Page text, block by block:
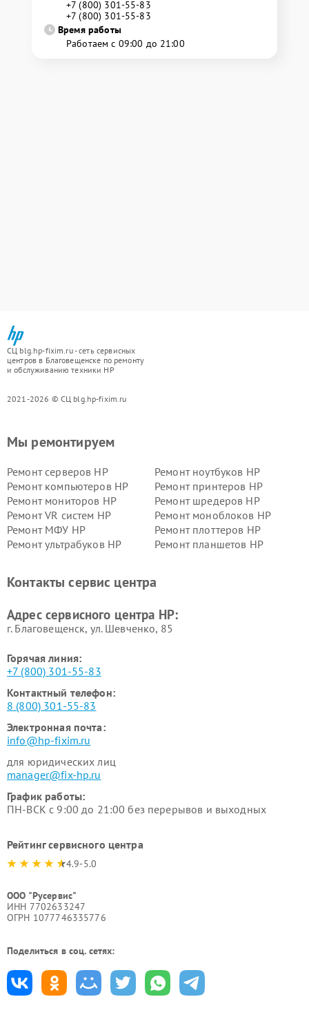
+7 (800) 301-55-83
+7 (800) 301-55-83
Время работы
Работаем с 09:00 до 21:00
СЦ blg.hp-fixim.ru - сеть сервисных
центров в Благовещенске по ремонту
и обслуживанию техники HP
2021-2026 © СЦ blg.hp-fixim.ru
Мы ремонтируем
Ремонт серверов HP
Ремонт ноутбуков HP
Ремонт компьютеров HP
Ремонт принтеров HP
Ремонт мониторов HP
Ремонт шредеров HP
Ремонт VR систем HP
Ремонт моноблоков HP
Ремонт МФУ HP
Ремонт плоттеров HP
Ремонт ультрабуков HP
Ремонт планшетов HP
Контакты сервис центра
Адрес сервисного центра HP:
г. Благовещенск, ул. Шевченко, 85
Горячая линия:
+7 (800) 301-55-83
Контактный телефон:
8 (800) 301-55-83
Электронная почта:
info@hp-fixim.ru
для юридических лиц
manager@fix-hp.ru
График работы:
ПН-ВСК с 9:00 до 21:00 без перерывов и выходных
Рейтинг сервисного центра
4.9-5.0
ООО "Русервис"
ИНН 7702633247
ОГРН 1077746335776
Поделиться в соц. сетях: